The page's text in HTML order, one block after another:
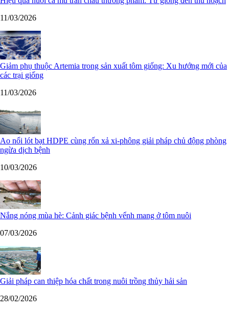
11/03/2026
Giảm phụ thuộc Artemia trong sản xuất tôm giống: Xu hướng mới của
các trại giống
11/03/2026
Ao nổi lót bạt HDPE cùng rốn xả xi-phông giải pháp chủ động phòng
ngừa dịch bệnh
10/03/2026
Nắng nóng mùa hè: Cảnh giác bệnh vểnh mang ở tôm nuôi
07/03/2026
Giải pháp can thiệp hóa chất trong nuôi trồng thủy hải sản
28/02/2026